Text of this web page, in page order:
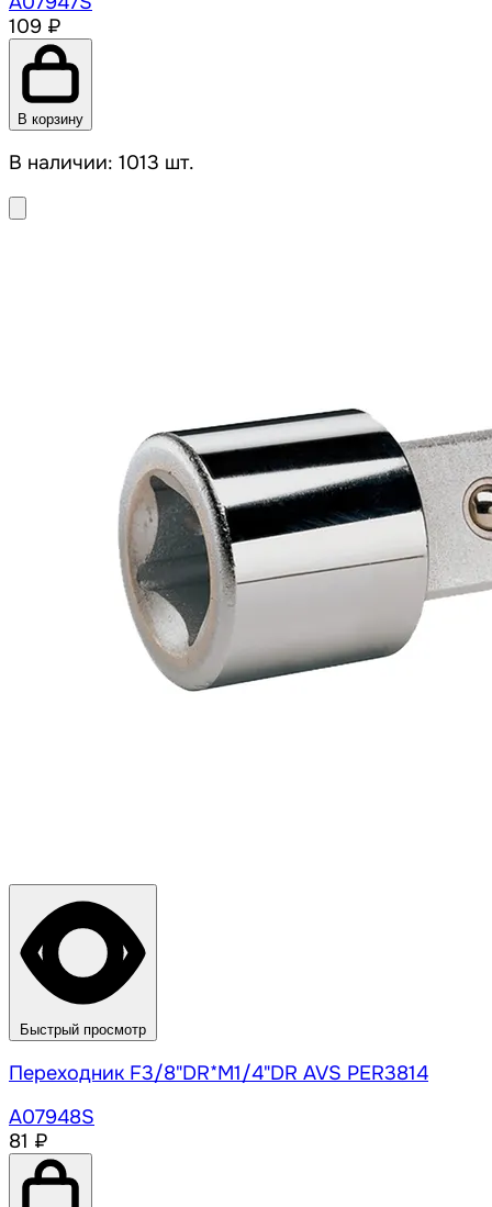
109 ₽
В корзину
В наличии: 1013 шт.
Быстрый просмотр
Переходник F3/8"DR*M1/4"DR AVS PER3814
A07948S
81 ₽